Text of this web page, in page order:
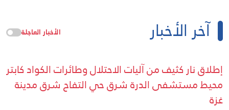
آخر الأخبار الأخبار العاجلة
إطلاق نار كثيف من آليات الاحتلال وطائرات الكواد كابتر
محيط مستشفى الدرة شرق حي التفاح شرق مدينة
غزة